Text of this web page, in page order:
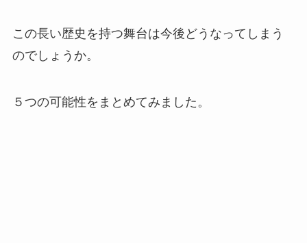
この長い歴史を持つ舞台は今後どうなってしまう
のでしょうか。
５つの可能性をまとめてみました。